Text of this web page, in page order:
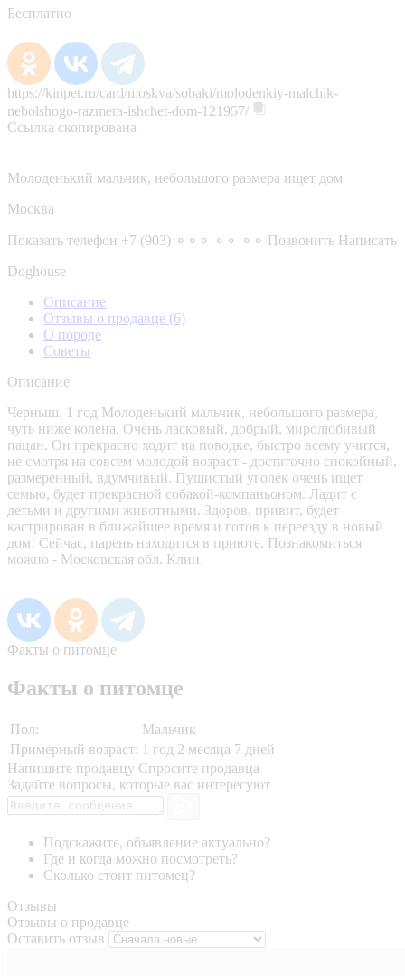
Бесплатно
https://kinpet.ru/card/moskva/sobaki/molodenkiy-malchik-
nebolshogo-razmera-ishchet-dom-121957/
Ссылка скопирована
Молоденький мальчик, небольшого размера ищет дом
Москва
Показать телефон +7 (903) ⚬⚬⚬ ⚬⚬ ⚬⚬ Позвонить Написать
Doghouse
Описание
Отзывы о продавце (6)
О породе
Советы
Описание
Черныш, 1 год Молоденький мальчик, небольшого размера,
чуть ниже колена. Очень ласковый, добрый, миролюбивый
пацан. Он прекрасно ходит на поводке, быстро всему учится,
не смотря на совсем молодой возраст - достаточно спокойный,
размеренный, вдумчивый. Пушистый уголёк очень ищет
семью, будет прекрасной собакой-компаньоном. Ладит с
детьми и другими животными. Здоров, привит, будет
кастрирован в ближайшее время и готов к переезду в новый
дом! Сейчас, парень находится в приюте. Познакомиться
можно - Московская обл. Клин.
Факты о питомце
Факты о питомце
Пол:
Мальчик
Примерный возраст: 1 год 2 месяца 7 дней
Напишите продавцу Спросите продавца
Задайте вопросы, которые вас интересуют
Подскажите, объявление актуально?
Где и когда можно посмотреть?
Сколько стоит питомец?
Отзывы
Отзывы о продавце
Оставить отзыв